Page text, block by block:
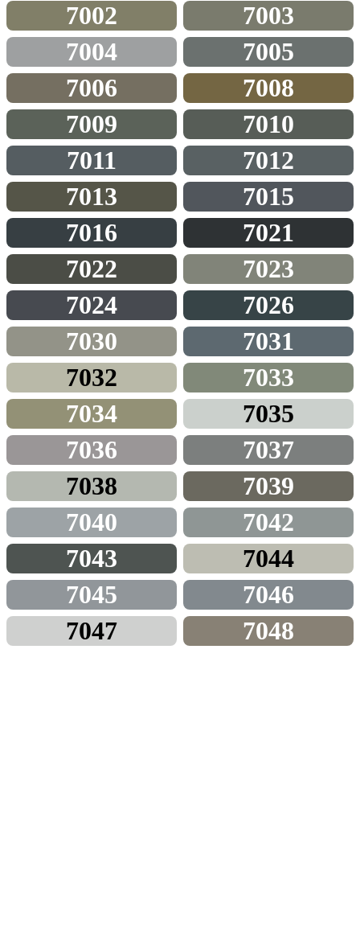
7002
7003
7004
7005
7006
7008
7009
7010
7011
7012
7013
7015
7016
7021
7022
7023
7024
7026
7030
7031
7032
7033
7034
7035
7036
7037
7038
7039
7040
7042
7043
7044
7045
7046
7047
7048